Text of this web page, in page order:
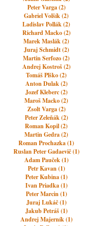
Peter Varga (2)
Gabriel Volšík (2)
Ladislav Pollák (2)
Richard Macko (2)
Marek Maslák (2)
Juraj Schmidt (2)
Martin Serfozo (2)
Andrej Kostroš (2)
Tomáš Plško (2)
Anton Dulak (2)
Jozef Kleberc (2)
Maroš Macko (2)
Zsolt Varga (2)
Peter Zeleňák (2)
Roman Kopil (2)
Martin Gedra (2)
Roman Prochazka (1)
Ruslan Peter Gadaevič (1)
Adam Pauček (1)
Petr Kavan (1)
Peter Kubina (1)
Ivan Priadka (1)
Peter Marcin (1)
Juraj Lukáč (1)
Jakub Petráš (1)
Andrej Majerník (1)